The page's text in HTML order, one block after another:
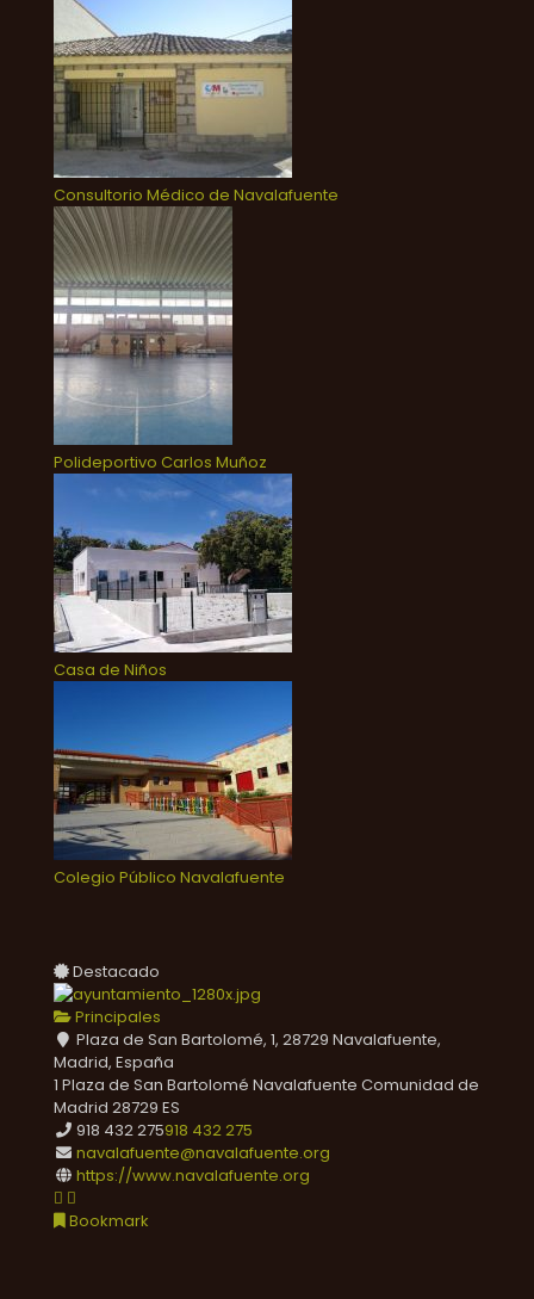
Consultorio Médico de Navalafuente
Polideportivo Carlos Muñoz
Casa de Niños
Colegio Público Navalafuente
Destacado
Principales
Plaza de San Bartolomé, 1, 28729 Navalafuente,
Madrid, España
1 Plaza de San Bartolomé Navalafuente Comunidad de
Madrid 28729 ES
918 432 275918 432 275
navalafuente@navalafuente.org
https://www.navalafuente.org
Bookmark